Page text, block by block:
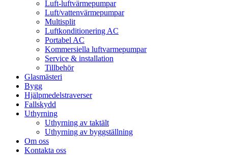
Luft-luftvärmepumpar
Luft/vattenvärmepumpar
Multisplit
Luftkonditionering AC
Portabel AC
Kommersiella luftvarmepumpar
Service & installation
Tillbehör
Glasmästeri
Bygg
Hjälpmedelstraverser
Fallskydd
Uthyrning
Uthyrning av taktält
Uthyrning av byggställning
Om oss
Kontakta oss